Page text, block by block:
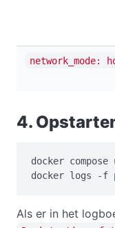
network_mode:
4.
docker compose
docker logs -f
Als er in het